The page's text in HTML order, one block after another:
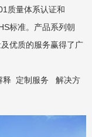
质量体系认证和
标准。产品系列朝
优质的服务赢得了广
释 定制服务
解决方